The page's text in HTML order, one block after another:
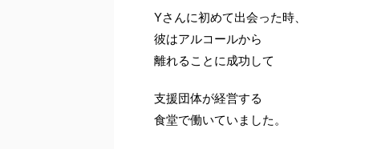
Yさんに初めて出会った時、
彼はアルコールから
離れることに成功して
支援団体が経営する
食堂で働いていました。